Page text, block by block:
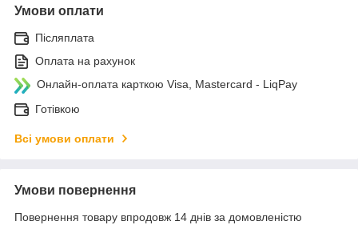
Умови оплати
Післяплата
Оплата на рахунок
Онлайн-оплата карткою Visa, Mastercard - LiqPay
Готівкою
Всі умови оплати
Умови повернення
Повернення товару впродовж 14 днів за домовленістю